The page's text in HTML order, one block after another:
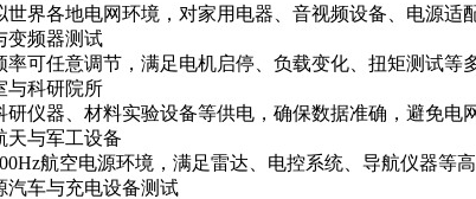
世界各地电网环境，对家用电器、音视频设备、电源适
变频器测试
率可任意调节，满足电机启停、负载变化、扭矩测试等
与科研院所
研仪器、材料实验设备等供电，确保数据准确，避免电
天与军工设备
航空电源环境，满足雷达、电控系统、导航仪器等高
汽车与充电设备测试